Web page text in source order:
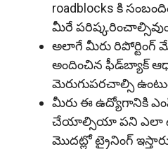
roadblocks కి
మీరే
అలాగే మీరు
అందించిన ఫీడ్‌బ్యాక్
మెరుగుపరచాల్సి
మీరు ఈ ఉద్యోగానికి
చేయాల్సియా పని ఎలా
మొదట్లో ట్రైనింగ్